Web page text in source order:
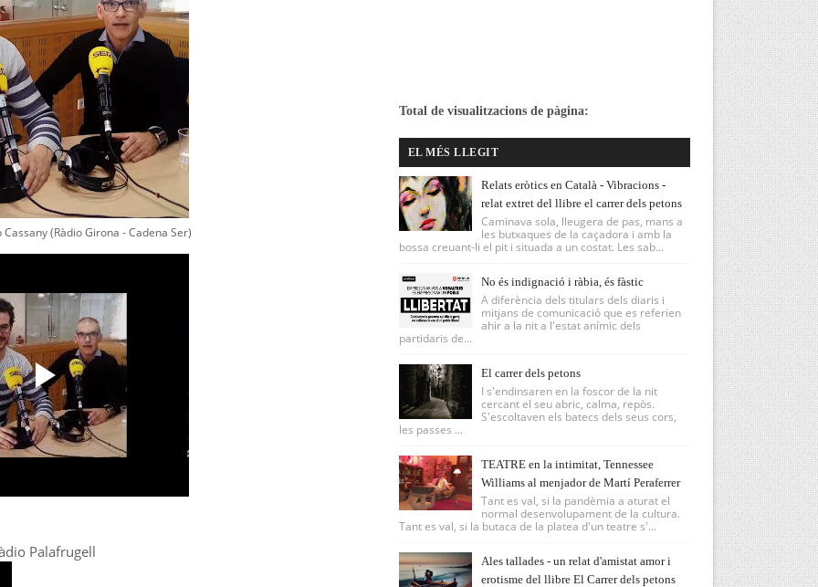
(Ràdio Girona - Cadena Ser)
Palafrugell
Total de visualitzacions de pàgina:
EL MÉS LLEGIT
Relats eròtics en Català - Vibracions -
relat extret del llibre el carrer dels petons
Caminava sola, lleugera de pas, mans a
les butxaques de la caçadora i amb la
bossa creuant-li el pit i situada a un costat. Les sab...
No és indignació i ràbia, és fàstic
A diferència dels titulars dels diaris i
mitjans de comunicació que es referien
ahir a la nit a l'estat anímic dels
partidaris de...
El carrer dels petons
I s'endinsaren en la foscor de la nit
cercant el seu abric, calma, repòs.
S'escoltaven els batecs dels seus cors,
les passes ...
TEATRE en la intimitat, Tennessee
Williams al menjador de Martí Peraferrer
Tant es val, si la pandèmia a aturat el
normal desenvolupament de la cultura.
Tant es val, si la butaca de la platea d'un teatre s'...
Ales tallades - un relat d'amistat amor i
erotisme del llibre El Carrer dels petons